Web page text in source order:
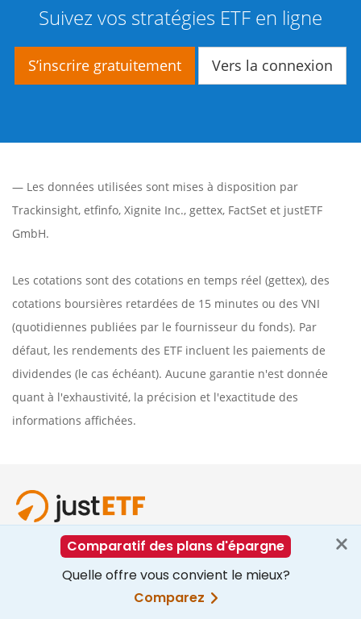
Suivez vos stratégies ETF en ligne
S’inscrire gratuitement Vers la connexion
— Les données utilisées sont mises à disposition par
Trackinsight, etfinfo, Xignite Inc., gettex, FactSet et justETF
GmbH.
Les cotations sont des cotations en temps réel (gettex), des
cotations boursières retardées de 15 minutes ou des VNI
(quotidiennes publiées par le fournisseur du fonds). Par
défaut, les rendements des ETF incluent les paiements de
dividendes (le cas échéant). Aucune garantie n'est donnée
quant à l'exhaustivité, la précision et l'exactitude des
informations affichées.